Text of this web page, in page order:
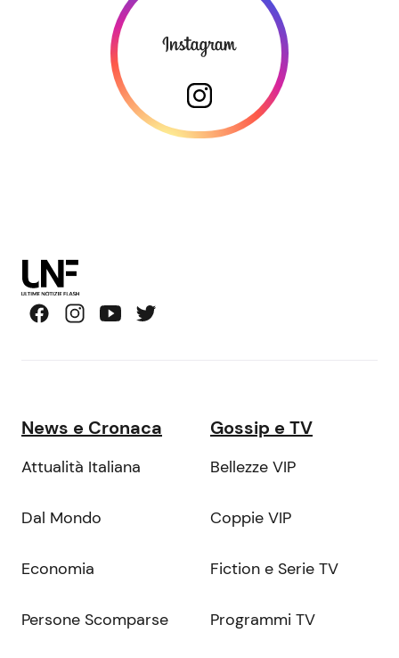
News e Cronaca
Attualità Italiana
Dal Mondo
Economia
Persone Scomparse
Gossip e TV
Bellezze VIP
Coppie VIP
Fiction e Serie TV
Programmi TV